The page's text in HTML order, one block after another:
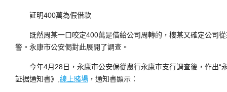
証明400萬為假借款
既然周某一口咬定400萬是借給公司周轉的，樓某又確定公司從
警。永康市公安侷對此展開了調查。
今年4月28日，永康市公安侷從農行永康市支行調查後，作出“
証据通知書》, 線上賭場 ，通知書顯示：